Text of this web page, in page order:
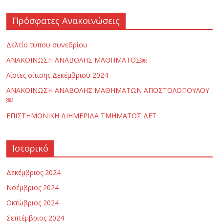
Ε
π
ι
σ
τ
ή
μ
Πρόσφατες Ανακοινώσεις
Δελτίο τύπου συνεδρίου
ΑΝΑΚΟΙΝΩΣΗ ΑΝΑΒΟΛΗΣ ΜΑΘΗΜΑΤΟΣ￼
Λίστες σίτισης Δεκέμβριου 2024
ΑΝΑΚΟΙΝΩΣΗ ΑΝΑΒΟΛΗΣ ΜΑΘΗΜΑΤΩΝ ΑΠΟΣΤΟΛΟΠΟΥΛΟΥ
￼
ΕΠΙΣΤΗΜΟΝΙΚΗ ΔΙΗΜΕΡΙΔΑ ΤΜΗΜΑΤΟΣ ΔΕΤ
Ιστορικό
Δεκέμβριος 2024
Νοέμβριος 2024
Οκτώβριος 2024
Σεπτέμβριος 2024